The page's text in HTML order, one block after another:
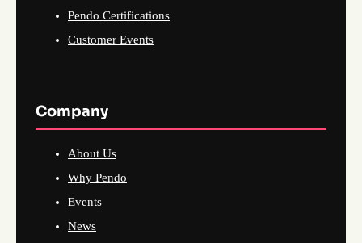
Pendo Certifications
Customer Events
Company
About Us
Why Pendo
Events
News